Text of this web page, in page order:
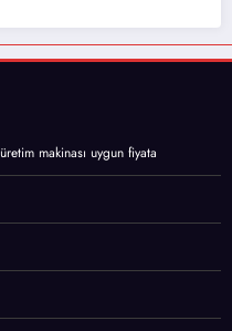
makinası uygun fiyata